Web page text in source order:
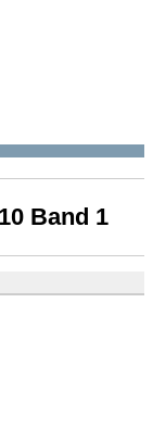
Band 1